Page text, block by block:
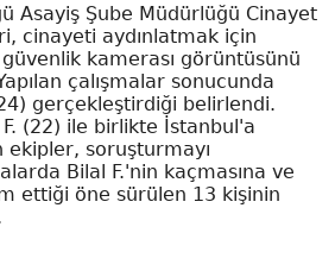
Asayiş Şube Müdürlüğü Cinayet
cinayeti aydınlatmak için
kamerası görüntüsünü
çalışmalar sonucunda
gerçekleştirdiği belirlendi.
(22) ile birlikte İstanbul'a
ekipler, soruşturmayı
Bilal F.'nin kaçmasına ve
ettiği öne sürülen 13 kişinin